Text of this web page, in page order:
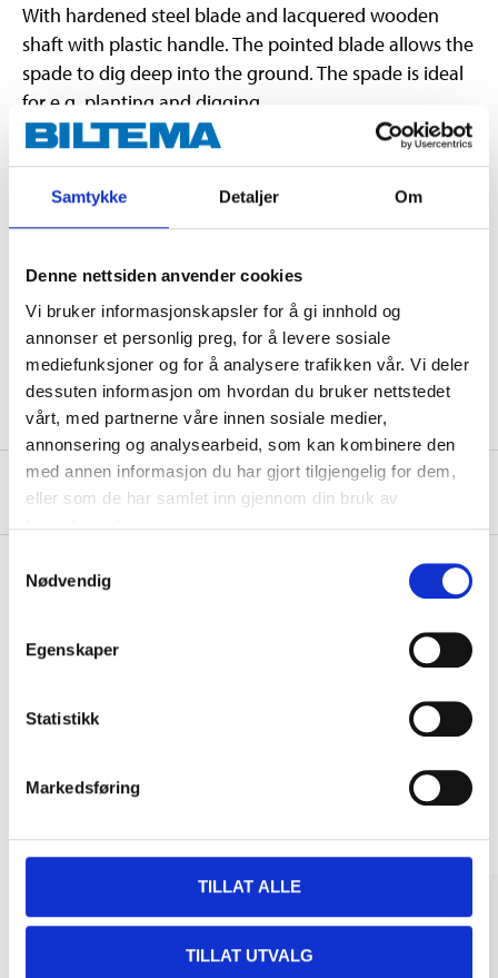
Samtykke Detaljer Om
Denne nettsiden anvender cookies
Vi bruker informasjonskapsler for å gi innhold og
annonser et personlig preg, for å levere sosiale
mediefunksjoner og for å analysere trafikken vår. Vi deler
dessuten informasjon om hvordan du bruker nettstedet
vårt, med partnerne våre innen sosiale medier,
annonsering og analysearbeid, som kan kombinere den
med annen informasjon du har gjort tilgjengelig for dem,
eller som de har samlet inn gjennom din bruk av
Nødvendig
Egenskaper
Statistikk
Markedsføring
TILLAT ALLE
TILLAT UTVALG
With hardened steel blade and lacquered wooden
shaft with plastic handle. The pointed blade allows the
spade to dig deep into the ground. The spade is ideal
for e.g. planting and digging.
Technical specifications
Blade width
23 cm
Blade thickness
1,7 mm
About the manufacturer
Pay & Collect in your local store within 2 hours!
Other customers also bought